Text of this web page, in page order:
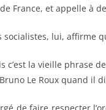
France, et appelle à
lui, affirme
la vieille phrase de
Le Roux quand il